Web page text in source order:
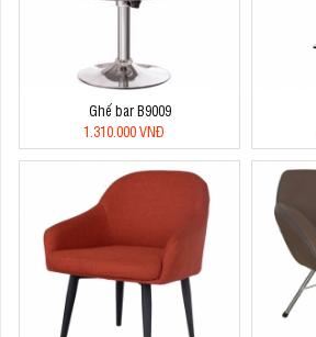
Ghế bar B9009
1.310.000 VNĐ